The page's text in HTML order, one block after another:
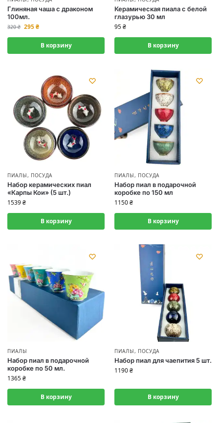
Глиняная чаша с драконом
100мл.
320₴ 295₴
В корзину
Керамическая пиала с белой
глазурью 30 мл
95₴
В корзину
ПИАЛЫ, ПОСУДА
Набор керамических пиал
«Карпы Кои» (5 шт.)
1539₴
В корзину
ПИАЛЫ, ПОСУДА
Набор пиал в подарочной
коробке по 150 мл
1150₴
В корзину
ПИАЛЫ
Набор пиал в подарочной
коробке по 50 мл.
1365₴
В корзину
ПИАЛЫ, ПОСУДА
Набор пиал для чаепития 5 шт.
1190₴
В корзину